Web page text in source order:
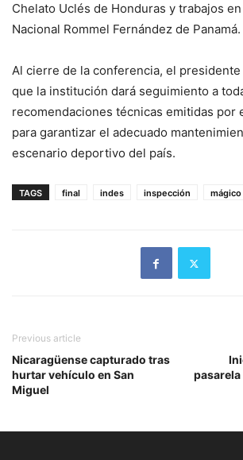
Chelato Uclés de Honduras y trabajos
Nacional Rommel Fernández de Panamá.
Al cierre de la conferencia, el
que la institución dará seguimiento a
recomendaciones técnicas emitidas por
para garantizar el adecuado
escenario deportivo del país.
TAGS final indes inspección
Previous article
Nicaragüense capturado tras
hurtar vehículo en San
Miguel